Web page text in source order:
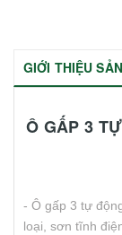
GIỚI THIỆU
Ô GẤP 3
- Ô gấp 3 tự
loại, sơn tĩnh